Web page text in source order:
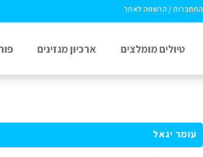
התחברות / הרשמה לאתר
טיולים מומלצים ארכיון מגזינים
עומר יגאל